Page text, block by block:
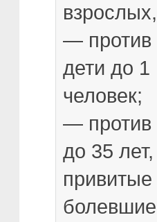
—
дети до
человек;
— против
до 35
привитые